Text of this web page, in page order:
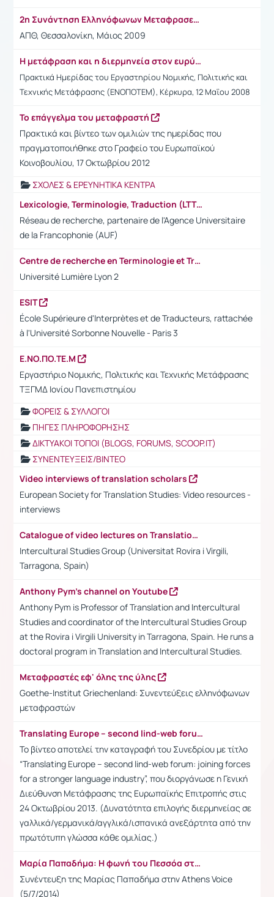
2η Συνάντηση Ελληνόφωνων Μεταφρασεολόγων
ΑΠΘ, Θεσσαλονίκη, Μάιος 2009
Η μετάφραση και η διερμηνεία στον ευρύτερο δημόσιο τομέα
Πρακτικά Ημερίδας του Εργαστηρίου Νομικής, Πολιτικής και
Τεχνικής Μετάφρασης (ΕΝΟΠΟΤΕΜ), Κέρκυρα, 12 Μαΐου 2008
Το επάγγελμα του μεταφραστή
Πρακτικά και βίντεο των ομιλιών της ημερίδας που
πραγματοποιήθηκε στο Γραφείο του Ευρωπαϊκού
Κοινοβουλίου, 17 Οκτωβρίου 2012
ΣΧΟΛΕΣ & ΕΡΕΥΝΗΤΙΚΑ ΚΕΝΤΡΑ
Lexicologie, Terminologie, Traduction (LTT)
Réseau de recherche, partenaire de l'Agence Universitaire
de la Francophonie (AUF)
Centre de recherche en Terminologie et Traduction (CRTT)
Université Lumière Lyon 2
ESIT
École Supérieure d'Interprètes et de Traducteurs, rattachée
à l'Université Sorbonne Nouvelle - Paris 3
Ε.ΝΟ.ΠΟ.ΤΕ.Μ
Εργαστήριο Νομικής, Πολιτικής και Τεχνικής Μετάφρασης
ΤΞΓΜΔ Ιονίου Πανεπιστημίου
ΦΟΡΕΙΣ & ΣΥΛΛΟΓΟΙ
ΠΗΓΕΣ ΠΛΗΡΟΦΟΡΗΣΗΣ
ΔΙΚΤΥΑΚΟΙ ΤΟΠΟΙ (BLOGS, FORUMS, SCOOP.IT)
ΣΥΝΕΝΤΕΥΞΕΙΣ/ΒΙΝΤΕΟ
Video interviews of translation scholars
European Society for Translation Studies: Video resources -
interviews
Catalogue of video lectures on Translation and Intercultural Studies
Intercultural Studies Group (Universitat Rovira i Virgili,
Tarragona, Spain)
Anthony Pym's channel on Youtube
Anthony Pym is Professor of Translation and Intercultural
Studies and coordinator of the Intercultural Studies Group
at the Rovira i Virgili University in Tarragona, Spain. He runs a
doctoral program in Translation and Intercultural Studies.
Μεταφραστές εφ' όλης της ύλης
Goethe-Institut Griechenland: Συνεντεύξεις ελληνόφωνων
μεταφραστών
Translating Europe – second lind-web forum: joining forces for a stronger language industry
Το βίντεο αποτελεί την καταγραφή του Συνεδρίου με τίτλο
“Translating Europe – second lind-web forum: joining forces
for a stronger language industry”, που διοργάνωσε η Γενική
Διεύθυνση Μετάφρασης της Ευρωπαϊκής Επιτροπής στις
24 Οκτωβρίου 2013. (Δυνατότητα επιλογής διερμηνείας σε
γαλλικά/γερμανικά/αγγλικά/ισπανικά ανεξάρτητα από την
πρωτότυπη γλώσσα κάθε ομιλίας.)
Μαρία Παπαδήμα: Η φωνή του Πεσσόα στα ελληνικά μιλάει στην A.V. (video)
Συνέντευξη της Μαρίας Παπαδήμα στην Athens Voice
(5/7/2014)